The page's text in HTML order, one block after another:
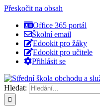
Přeskočit na obsah
Office 365 portál
Školní email
Edookit pro žáky
Edookit pro učitele
Přihlásit se
Hledat: